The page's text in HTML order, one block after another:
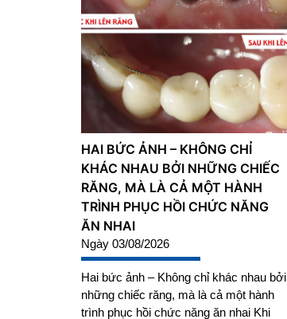
HAI BỨC ẢNH – KHÔNG CHỈ
KHÁC NHAU BỞI NHỮNG CHIẾC
RĂNG, MÀ LÀ CẢ MỘT HÀNH
TRÌNH PHỤC HỒI CHỨC NĂNG
ĂN NHAI
Ngày 03/08/2026
Hai bức ảnh – Không chỉ khác nhau bởi
những chiếc răng, mà là cả một hành
trình phục hồi chức năng ăn nhai Khi